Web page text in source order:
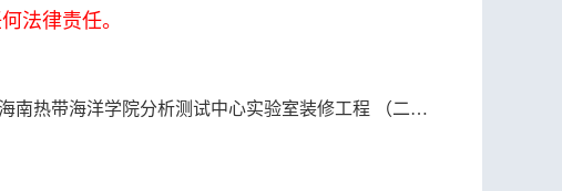
法律责任。
海南热带海洋学院分析测试中心实验室装修工程 （二次采购）成交结果公示